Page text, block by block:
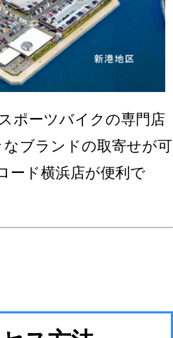
ポーツバイクの専門店
ブランドの取寄せが可
ード横浜店が便利で